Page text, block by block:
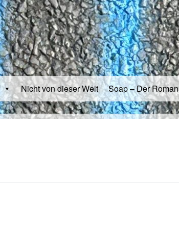
Nicht von dieser Welt Soap – Der Roman